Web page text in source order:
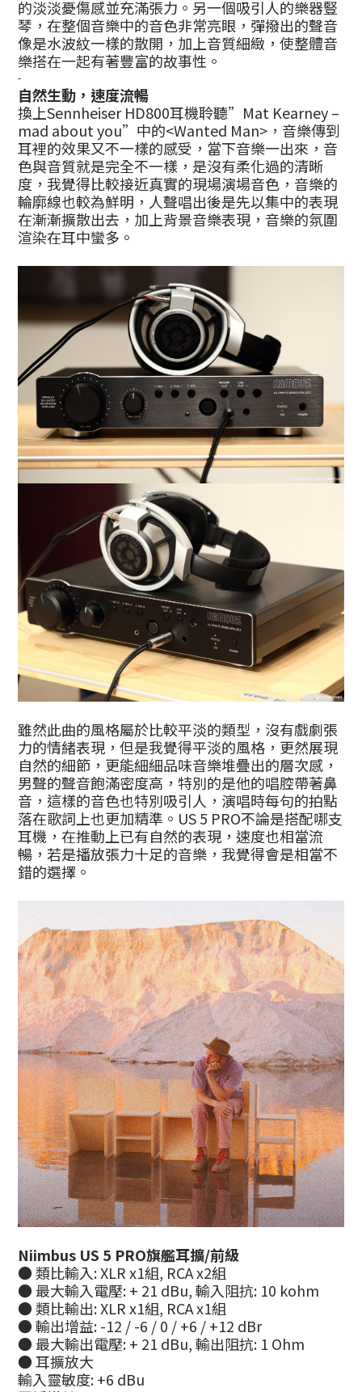
的淡淡憂傷感並充滿張力。另一個吸引人的樂器豎
琴，在整個音樂中的音色非常亮眼，彈撥出的聲音
像是水波紋一樣的散開，加上音質細緻，使整體音
樂搭在一起有著豐富的故事性。
-
自然生動，速度流暢
換上Sennheiser HD800耳機聆聽”Mat Kearney –
mad about you”中的<Wanted Man>，音樂傳到
耳裡的效果又不一樣的感受，當下音樂一出來，音
色與音質就是完全不一樣，是沒有柔化過的清晰
度，我覺得比較接近真實的現場演場音色，音樂的
輪廓線也較為鮮明，人聲唱出後是先以集中的表現
在漸漸擴散出去，加上背景音樂表現，音樂的氛圍
渲染在耳中蠻多。
雖然此曲的風格屬於比較平淡的類型，沒有戲劇張
力的情緒表現，但是我覺得平淡的風格，更然展現
自然的細節，更能細細品味音樂堆疊出的層次感，
男聲的聲音飽滿密度高，特別的是他的唱腔帶著鼻
音，這樣的音色也特別吸引人，演唱時每句的拍點
落在歌詞上也更加精準。US 5 PRO不論是搭配哪支
耳機，在推動上已有自然的表現，速度也相當流
暢，若是播放張力十足的音樂，我覺得會是相當不
錯的選擇。
Niimbus US 5 PRO旗艦耳擴/前級
● 類比輸入: XLR x1組, RCA x2組
● 最大輸入電壓: + 21 dBu, 輸入阻抗: 10 kohm
● 類比輸出: XLR x1組, RCA x1組
● 輸出增益: -12 / -6 / 0 / +6 / +12 dBr
● 最大輸出電壓: + 21 dBu, 輸出阻抗: 1 Ohm
● 耳擴放大
輸入靈敏度: +6 dBu